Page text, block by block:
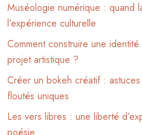
Muséologie numérique : quand
l’expérience culturelle
Comment construire une
projet artistique ?
Créer un bokeh créatif :
floutés uniques
Les vers libres : une liberté